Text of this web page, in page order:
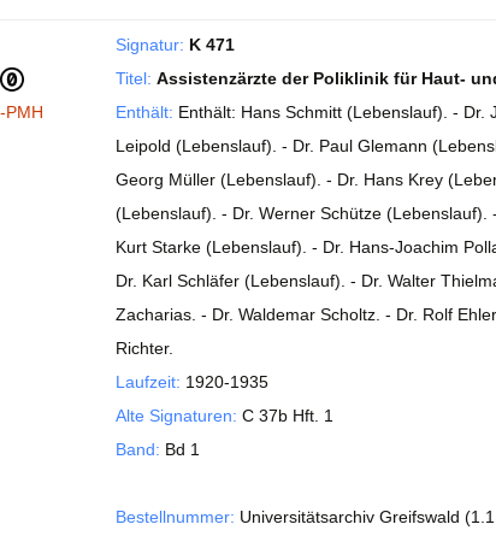
PMH
Signatur: K 471
Titel: Assistenzärzte der Poliklinik für Haut-
Enthält: Enthält: Hans Schmitt (Lebenslauf). -
Leipold (Lebenslauf). - Dr. Paul Glemann
Georg Müller (Lebenslauf). - Dr. Hans Krey
(Lebenslauf). - Dr. Werner Schütze
Kurt Starke (Lebenslauf). - Dr. Hans-Joachim
Dr. Karl Schläfer (Lebenslauf). - Dr. Walter
Zacharias. - Dr. Waldemar Scholtz. - Dr. Rolf
Richter.
Laufzeit: 1920-1935
Alte Signaturen: C 37b Hft. 1
Band: Bd 1
Bestellnummer: Universitätsarchiv Greifswald